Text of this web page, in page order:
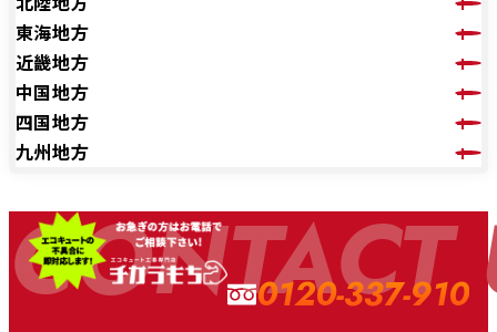
東海地方
近畿地方
中国地方
四国地方
九州地方
CONTACT
0120-337-910